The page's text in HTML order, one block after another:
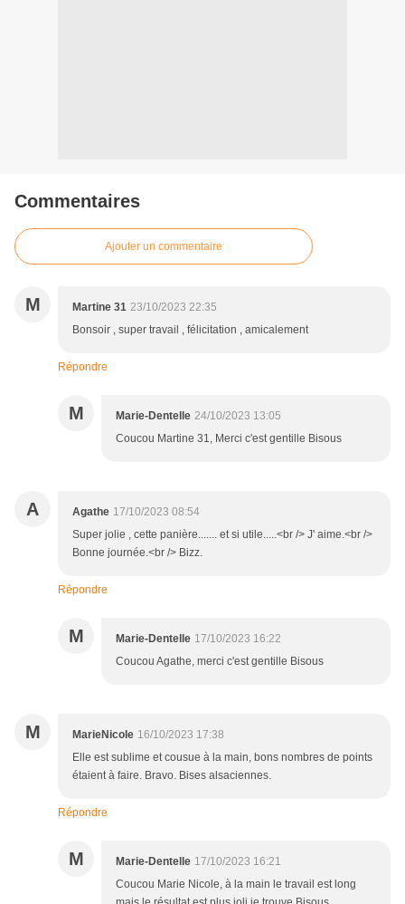
Commentaires
Ajouter un commentaire
M Martine 31 23/10/2023 22:35
Bonsoir , super travail , félicitation , amicalement
Répondre
M Marie-Dentelle 24/10/2023 13:05
Coucou Martine 31, Merci c'est gentille Bisous
A Agathe 17/10/2023 08:54
Super jolie , cette panière....... et si utile.....<br /> J' aime.<br />
Bonne journée.<br /> Bizz.
Répondre
M Marie-Dentelle 17/10/2023 16:22
Coucou Agathe, merci c'est gentille Bisous
M MarieNicole 16/10/2023 17:38
Elle est sublime et cousue à la main, bons nombres de points
étaient à faire. Bravo. Bises alsaciennes.
Répondre
M Marie-Dentelle 17/10/2023 16:21
Coucou Marie Nicole, à la main le travail est long